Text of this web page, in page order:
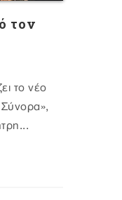
τον
το νέο